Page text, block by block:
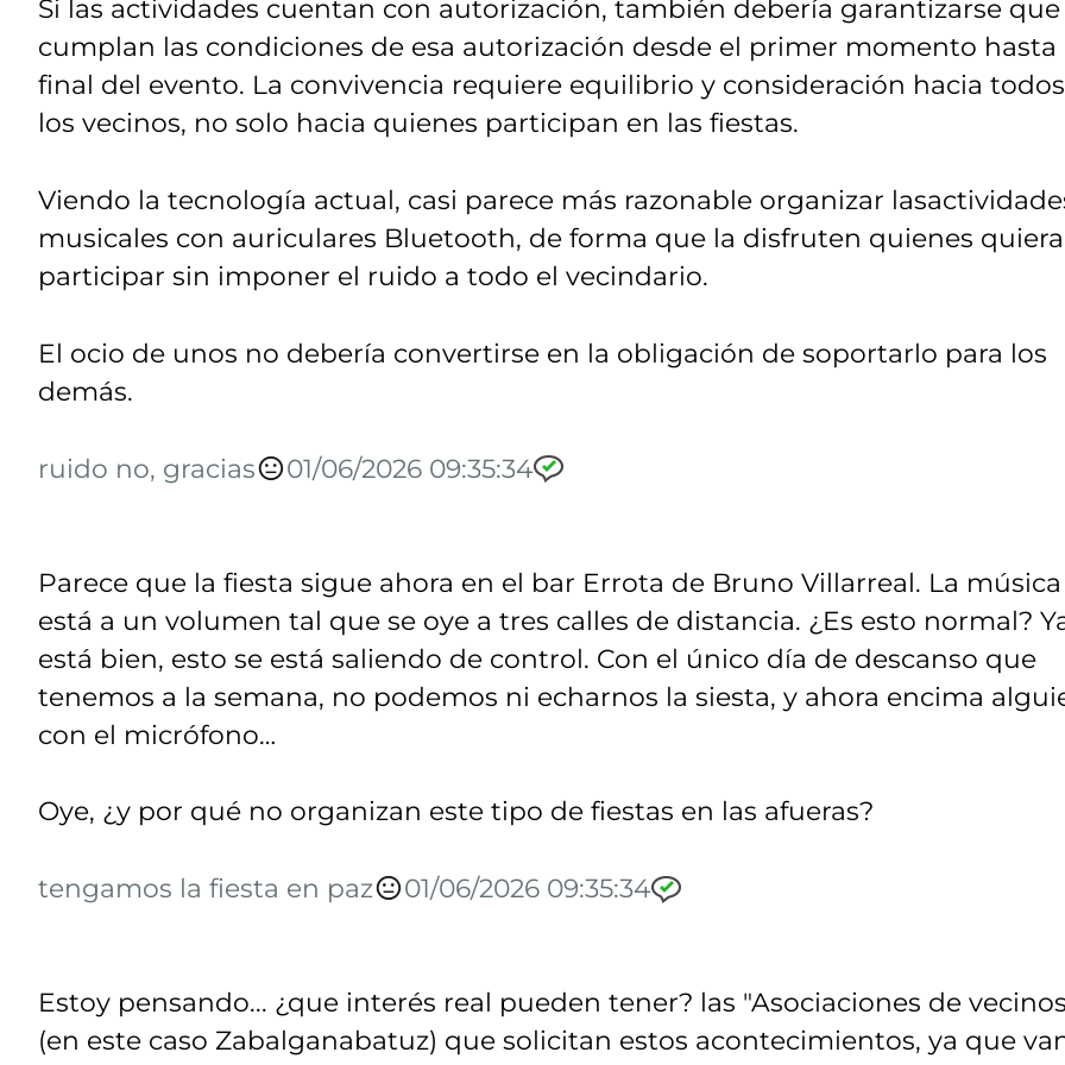
Si las actividades cuentan con autorización, también debería garantizarse que
cumplan las condiciones de esa autorización desde el primer momento hasta
final del evento. La convivencia requiere equilibrio y consideración hacia todos
los vecinos, no solo hacia quienes participan en las fiestas.
Viendo la tecnología actual, casi parece más razonable organizar
musicales con auriculares Bluetooth, de forma que la disfruten quienes
participar sin imponer el ruido a todo el vecindario.
El ocio de unos no debería convertirse en la obligación de soportarlo para los
demás.
ruido no, gracias 01/06/2026 09:35:34
Parece que la fiesta sigue ahora en el bar Errota de Bruno Villarreal. La música
está a un volumen tal que se oye a tres calles de distancia. ¿Es esto normal?
está bien, esto se está saliendo de control. Con el único día de descanso que
tenemos a la semana, no podemos ni echarnos la siesta, y ahora encima
con el micrófono…
Oye, ¿y por qué no organizan este tipo de fiestas en las afueras?
tengamos la fiesta en paz 01/06/2026 09:35:34
Estoy pensando... ¿que interés real pueden tener? las "Asociaciones de
(en este caso Zabalganabatuz) que solicitan estos acontecimientos, ya que